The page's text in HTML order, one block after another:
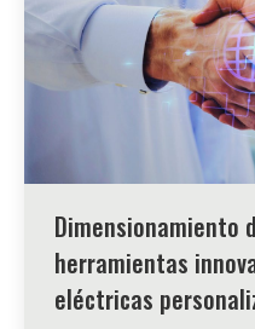
Dimensionamiento
herramientas
eléctricas